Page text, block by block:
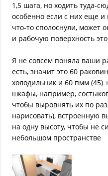
1,5 шага, но ходить туда-
особенно если с них еще и
что-то сполоснули, может
и рабочую поверхность
Я не совсем поняла ваши
есть, значит это 60
холодильник и 60 пмм (45)
шкафы, например,
чтобы выровнять их по
нарисовать), встроенную
на одну высоту, чтобы не
небольшом пространстве